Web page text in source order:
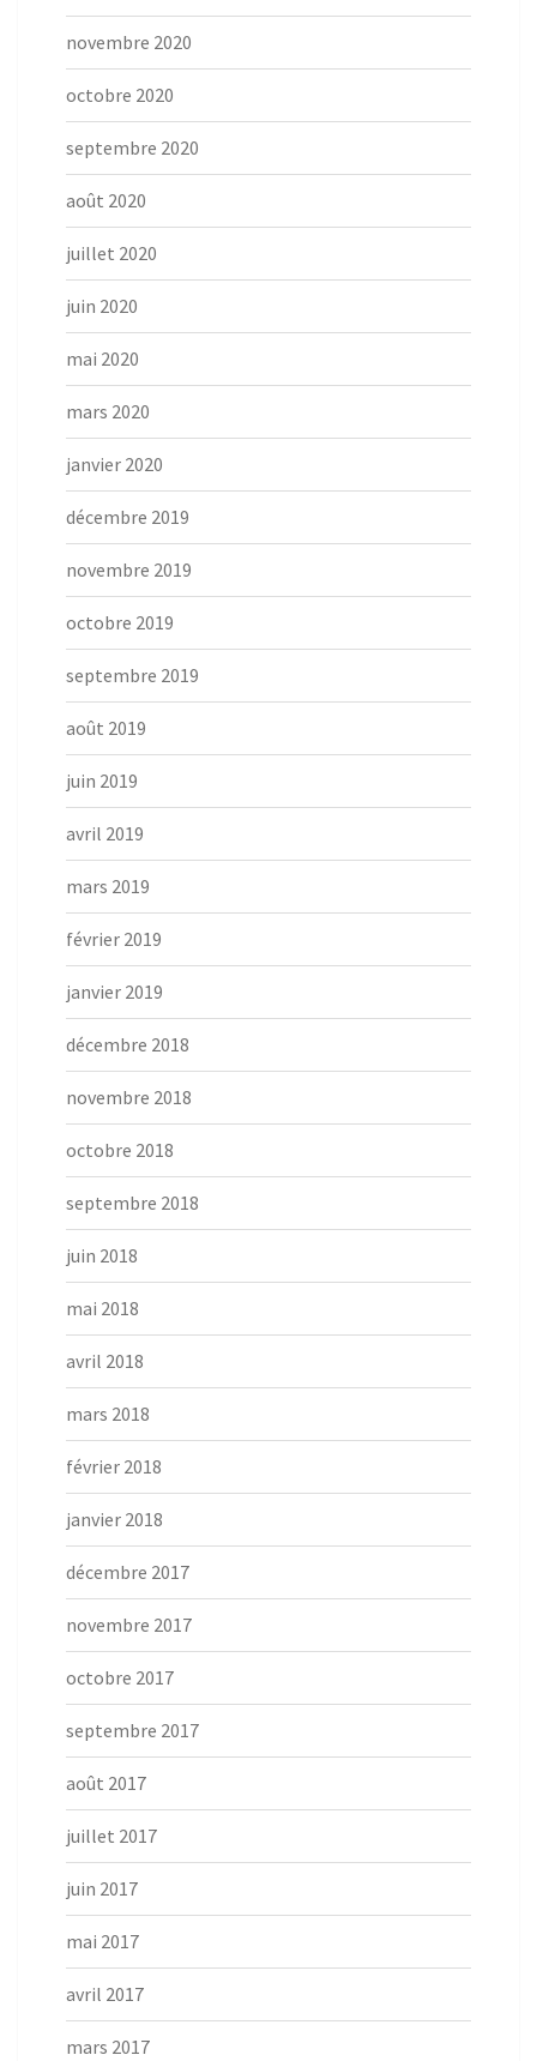
novembre 2020
octobre 2020
septembre 2020
août 2020
juillet 2020
juin 2020
mai 2020
mars 2020
janvier 2020
décembre 2019
novembre 2019
octobre 2019
septembre 2019
août 2019
juin 2019
avril 2019
mars 2019
février 2019
janvier 2019
décembre 2018
novembre 2018
octobre 2018
septembre 2018
juin 2018
mai 2018
avril 2018
mars 2018
février 2018
janvier 2018
décembre 2017
novembre 2017
octobre 2017
septembre 2017
août 2017
juillet 2017
juin 2017
mai 2017
avril 2017
mars 2017